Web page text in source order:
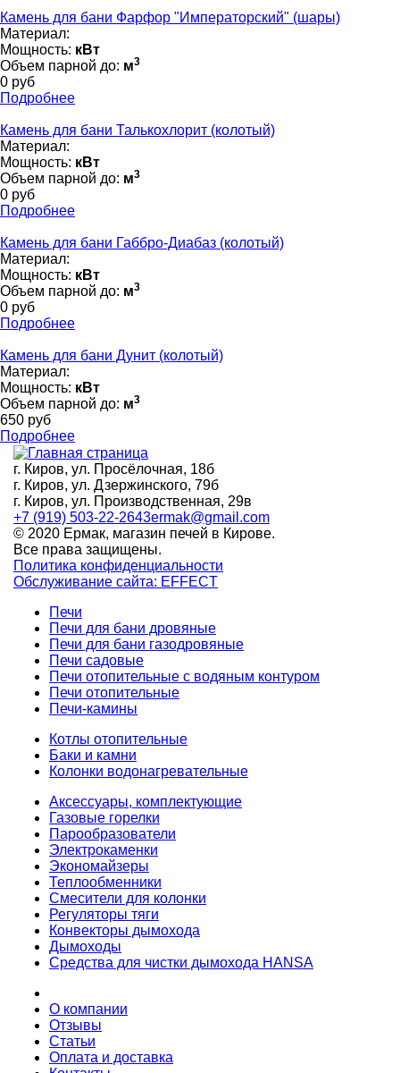
Камень для бани Фарфор "Императорский" (шары)
Материал:
Мощность: кВт
Объем парной до: м3
0 руб
Подробнее
Камень для бани Талькохлорит (колотый)
Материал:
Мощность: кВт
Объем парной до: м3
0 руб
Подробнее
Камень для бани Габбро-Диабаз (колотый)
Материал:
Мощность: кВт
Объем парной до: м3
0 руб
Подробнее
Камень для бани Дунит (колотый)
Материал:
Мощность: кВт
Объем парной до: м3
650 руб
Подробнее
г. Киров, ул. Просёлочная, 18б
г. Киров, ул. Дзержинского, 79б
г. Киров, ул. Производственная, 29в
+7 (919) 503-22-2643ermak@gmail.com
© 2020 Ермак, магазин печей в Кирове.
Все права защищены.
Политика конфиденциальности
Обслуживание сайта: EFFECT
Печи
Печи для бани дровяные
Печи для бани газодровяные
Печи садовые
Печи отопительные c водяным контуром
Печи отопительные
Печи-камины
Котлы отопительные
Баки и камни
Колонки водонагревательные
Аксессуары, комплектующие
Газовые горелки
Парообразователи
Электрокаменки
Экономайзеры
Теплообменники
Смесители для колонки
Регуляторы тяги
Конвекторы дымохода
Дымоходы
Средства для чистки дымохода HANSA
О компании
Отзывы
Статьи
Оплата и доставка